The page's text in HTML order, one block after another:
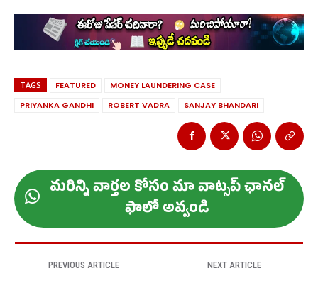
TAGS FEATURED
MONEY LAUNDERING CASE
PRIYANKA GANDHI
ROBERT VADRA SANJAY BHANDARI
మ‌రిన్ని వార్త‌ల కోసం మా వాట్స‌ప్ ఛాన‌ల్
ఫాలో అవ్వండి
PREVIOUS ARTICLE NEXT ARTICLE